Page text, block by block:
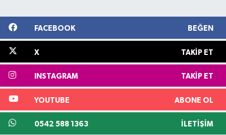
FACEBOOK BEĞEN
X TAKIP ET
INSTAGRAM TAKIP ET
YOUTUBE ABONE OL
0542 588 1363 İLETIŞIM